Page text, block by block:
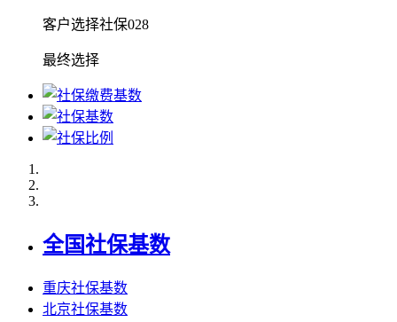
客户选择社保028
最终选择
全国社保基数
重庆社保基数
北京社保基数